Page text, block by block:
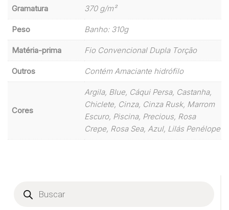
Gramatura 370 g/m²
Peso Banho: 310g
Matéria-prima Fio Convencional Dupla Torção
Outros Contém Amaciante hidrófilo
Cores
Argila, Blue, Cáqui Persa, Castanha,
Chiclete, Cinza, Cinza Rusk, Marrom
Escuro, Piscina, Precious, Rosa
Crepe, Rosa Sea, Azul, Lilás Penélope